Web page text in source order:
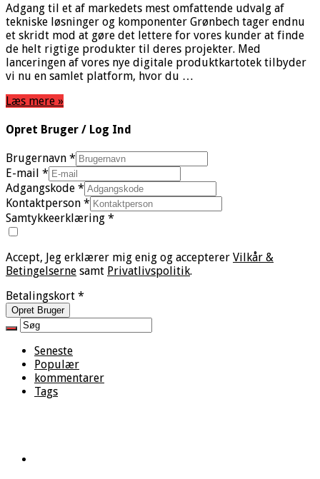
Adgang til et af markedets mest omfattende udvalg af
tekniske løsninger og komponenter Grønbech tager endnu
et skridt mod at gøre det lettere for vores kunder at finde
de helt rigtige produkter til deres projekter. Med
lanceringen af vores nye digitale produktkartotek tilbyder
vi nu en samlet platform, hvor du …
Læs mere »
Opret Bruger / Log Ind
Brugernavn *
E-mail *
Adgangskode *
Kontaktperson *
Samtykkeerklæring *
Accept, Jeg erklærer mig enig og accepterer Vilkår &
Betingelserne samt Privatlivspolitik.
Betalingskort *
Opret Bruger
Seneste
Populær
kommentarer
Tags